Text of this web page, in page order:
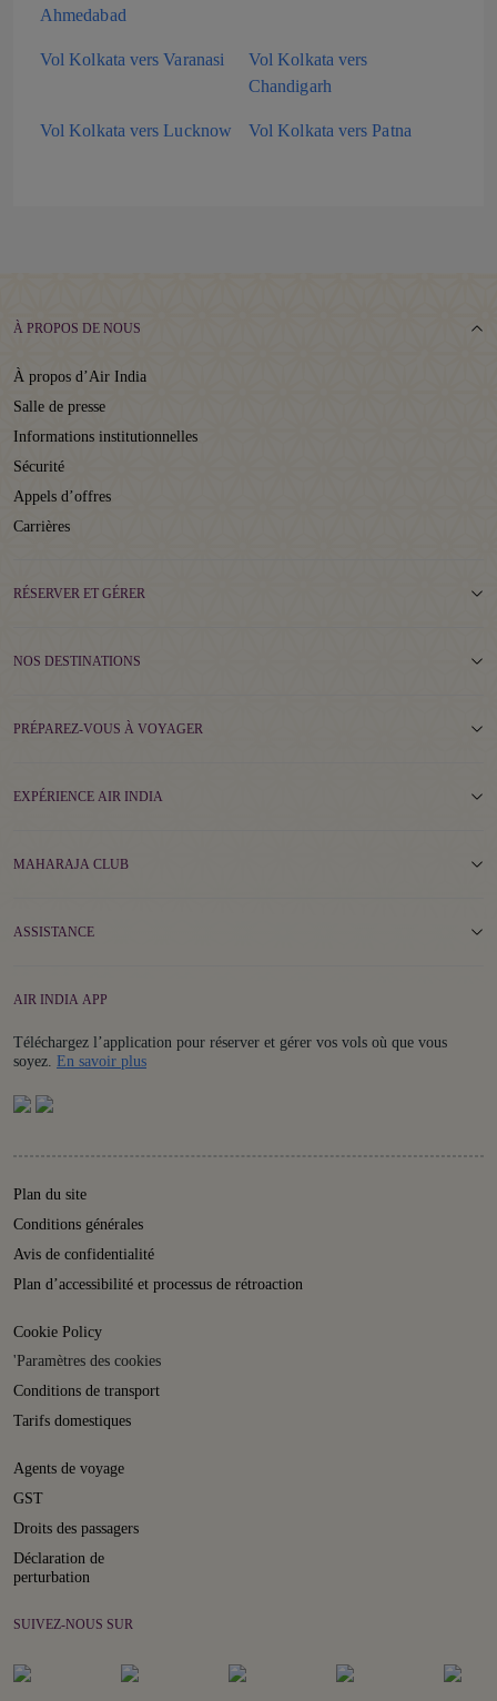
Ahmedabad
Vol Kolkata vers Varanasi
Vol Kolkata vers
Chandigarh
Vol Kolkata vers Lucknow Vol Kolkata vers Patna
À PROPOS DE NOUS
À propos d’Air India
Salle de presse
Informations institutionnelles
Sécurité
Appels d’offres
Carrières
RÉSERVER ET GÉRER
NOS DESTINATIONS
PRÉPAREZ-VOUS À VOYAGER
EXPÉRIENCE AIR INDIA
MAHARAJA CLUB
ASSISTANCE
AIR INDIA APP
Téléchargez l’application pour réserver et gérer vos vols où que vous
soyez. En savoir plusDetails
Plan du site
Conditions générales
Avis de confidentialité
Plan d’accessibilité et processus de rétroaction
Cookie Policy
'Paramètres des cookies
Conditions de transport
Tarifs domestiques
Agents de voyage
GST
Droits des passagers
Déclaration de
perturbation
SUIVEZ-NOUS SUR